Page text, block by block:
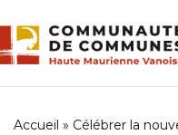
to
content
Accueil » Célébrer la